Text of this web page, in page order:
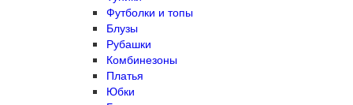
Футболки и топы
Блузы
Рубашки
Комбинезоны
Платья
Юбки